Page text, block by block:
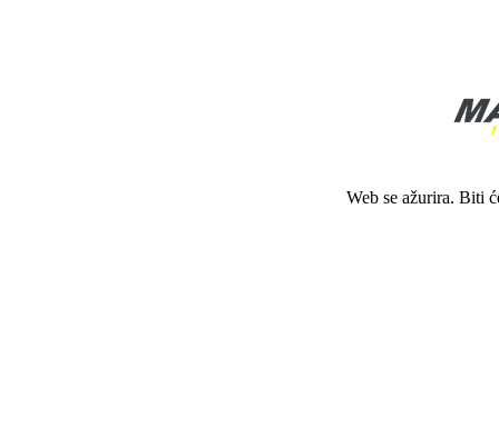
Web se ažurira. Biti